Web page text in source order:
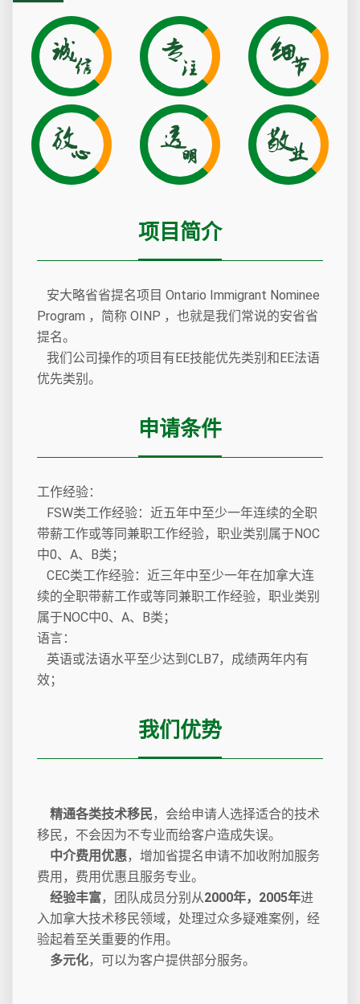
项目简介
安大略省省提名项目 Ontario Immigrant Nominee
Program ，简称 OINP ，也就是我们常说的安省省
提名。
我们公司操作的项目有EE技能优先类别和EE法语
优先类别。
申请条件
工作经验：
FSW类工作经验：近五年中至少一年连续的全职
带薪工作或等同兼职工作经验，职业类别属于NOC
中0、A、B类；
CEC类工作经验：近三年中至少一年在加拿大连
续的全职带薪工作或等同兼职工作经验，职业类别
属于NOC中0、A、B类；
语言：
英语或法语水平至少达到CLB7，成绩两年内有
效；
我们优势
精通各类技术移民，会给申请人选择适合的技术
移民，不会因为不专业而给客户造成失误。
中介费用优惠，增加省提名申请不加收附加服务
费用，费用优惠且服务专业。
经验丰富，团队成员分别从2000年，2005年进
入加拿大技术移民领域，处理过众多疑难案例，经
验起着至关重要的作用。
多元化，可以为客户提供部分服务。